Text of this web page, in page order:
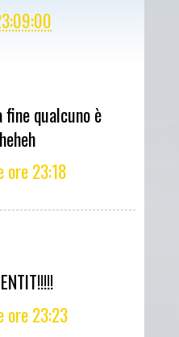
qualcuno è
23:18
ore 23:23